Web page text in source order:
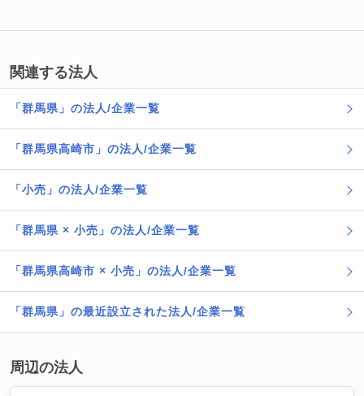
関連する法人
「群馬県」の法人/企業一覧
「群馬県高崎市」の法人/企業一覧
「小売」の法人/企業一覧
「群馬県 × 小売」の法人/企業一覧
「群馬県高崎市 × 小売」の法人/企業一覧
「群馬県」の最近設立された法人/企業一覧
周辺の法人